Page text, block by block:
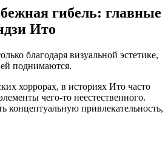
гибель: главные
Ито
благодаря визуальной эстетике,
поднимаются.
хоррорах, в историях Ито часто
чего-то неестественного.
концептуальную привлекательность,